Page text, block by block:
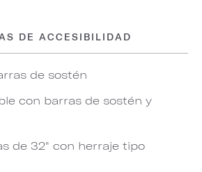
DE ACCESIBILIDAD
de sostén
con barras de sostén y
de 32" con herraje tipo